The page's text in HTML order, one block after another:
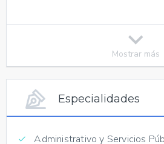
Mostrar más
Especialidades
Administrativo y Servicios